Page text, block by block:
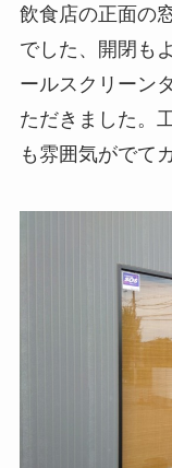
飲食店の正面の
でした、開閉も
ールスクリーン
ただきました。
も雰囲気がでて